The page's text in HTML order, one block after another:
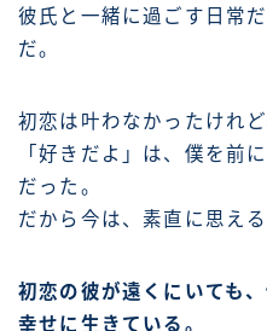
彼氏と一緒に過ごす日常
だ。
初恋は叶わなかったけれ
「好きだよ」は、僕を前
だった。
だから今は、素直に思える
初恋の彼が遠くにいても
幸せに生きている。